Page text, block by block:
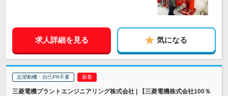
求人詳細を見る 気になる
志望動機・自己PR不要
三菱電機プラントエンジニアリング株式会社 | 【三菱電機株式会社100％